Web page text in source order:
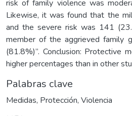
risk of family violence was
Likewise, it was found that the
and the severe risk was 141
member of the aggrieved family
(81.8%)”. Conclusion: Protective
higher percentages than in other
Palabras clave
Medidas, Protección, Violencia